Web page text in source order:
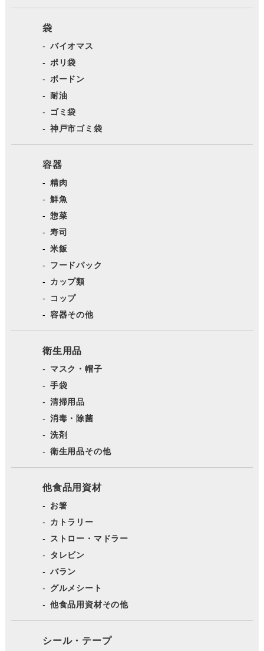
袋
バイオマス
ポリ袋
ボードン
耐油
ゴミ袋
神戸市ゴミ袋
容器
精肉
鮮魚
惣菜
寿司
米飯
フードパック
カップ類
コップ
容器その他
衛生用品
マスク・帽子
手袋
清掃用品
消毒・除菌
洗剤
衛生用品その他
他食品用資材
お箸
カトラリー
ストロー・マドラー
タレビン
バラン
グルメシート
他食品用資材その他
シール・テープ